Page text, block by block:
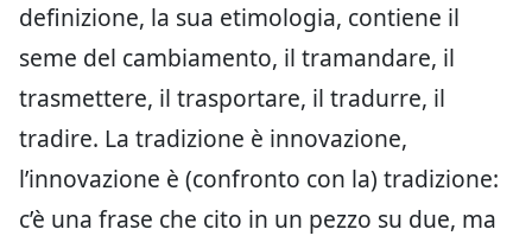
definizione, la sua etimologia, contiene il
seme del cambiamento, il tramandare, il
trasmettere, il trasportare, il tradurre, il
tradire. La tradizione è innovazione,
l’innovazione è (confronto con la) tradizione:
c’è una frase che cito in un pezzo su due, ma